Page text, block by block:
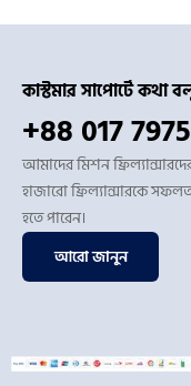
কাস্টমার সাপোর্টে কথা
+88 017
আমাদের মিশন
হাজারো ফ্রিল্যান্সারকে
হতে পারেন।
আরো জানুন